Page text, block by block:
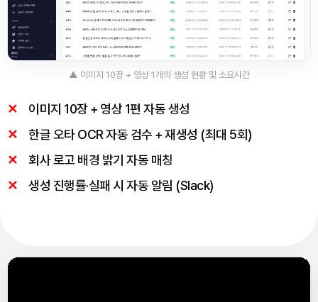
▲ 이미지 10장 + 영상 1개의 생성 현황 및 소요시간
이미지 10장 + 영상 1편 자동 생성
한글 오타 OCR 자동 검수 + 재생성 (최대 5회)
회사 로고 배경 밝기 자동 매칭
생성 진행률·실패 시 자동 알림 (Slack)